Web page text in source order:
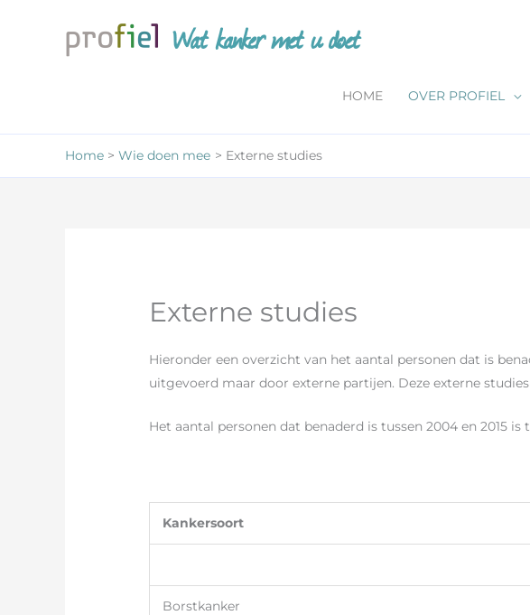
Wat kanker met u doet
HOME OVER PROFIEL
Home Wie doen mee Externe studies
Externe studies
Hieronder een overzicht van het aantal personen dat is
uitgevoerd maar door externe partijen. Deze externe
Het aantal personen dat benaderd is tussen 2004 en 2015
Kankersoort
Borstkanker